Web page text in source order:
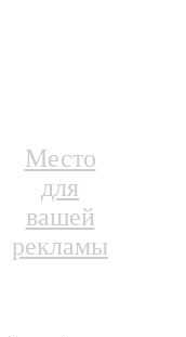
Место
для
вашей
рекламы